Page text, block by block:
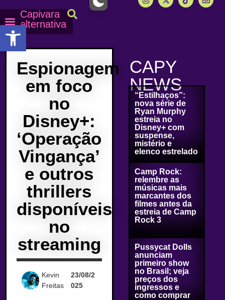
Capivara
alternativa
Espionagem
em foco
no
Disney+:
‘Operação
Vingança’
e outros
thrillers
disponíveis
no
streaming
Kevin
Freitas
23/08/2
025
CAPY
NEWS
“Estilhaços”:
nova série de
Ryan Murphy
estreia no
Disney+ com
suspense,
mistério e
elenco estrelado
Camp Rock:
relembre as
músicas mais
marcantes dos
filmes antes da
estreia de Camp
Rock 3
Pussycat Dolls
anunciam
primeiro show
no Brasil; veja
preços dos
ingressos e
como comprar
Abrir a barra de ferramentas